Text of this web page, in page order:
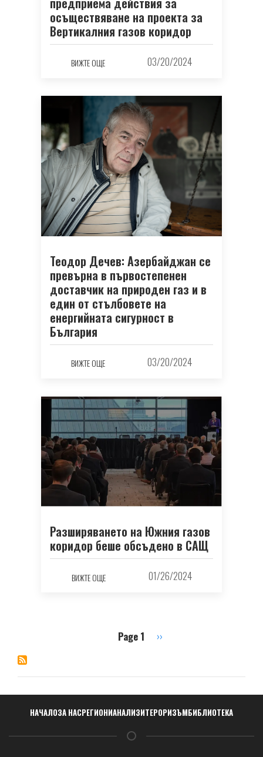
осъществяване на проекта за
Вертикалния газов коридор
ВИЖТЕ ОЩЕ 03/20/2024
Теодор Дечев: Азербайджан се
превърна в първостепенен
доставчик на природен газ и в
един от стълбовете на
енергийната сигурност в
България
ВИЖТЕ ОЩЕ 03/20/2024
Разширяването на Южния газов
коридор беше обсъдено в САЩ
ВИЖТЕ ОЩЕ 01/26/2024
Page 1
Next
››
Навигация
НАЧАЛОЗА НАСРЕГИОНИАНАЛИЗИТЕРОРИЗЪМБИБЛИОТЕКА